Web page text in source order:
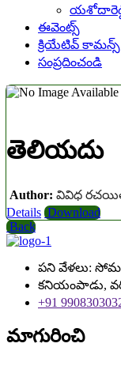
ఈవెంట్స్
క్రియేటివ్ కామన్స్
సంప్రదించండి
తెలియదు
Author: వివిధ
Details Download
Back
పని వేళలు: సోమ
కనియంపాడు,
+91
మాగురించి